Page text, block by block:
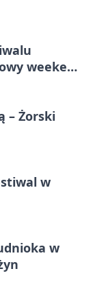
weekend
– Żorski
w
w